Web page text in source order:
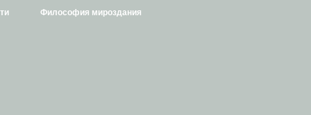
Философия мироздания